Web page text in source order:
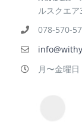
ルスクエ
078-570-
月〜金曜